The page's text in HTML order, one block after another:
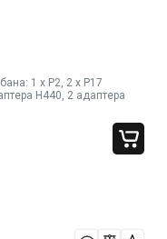
1 x P2, 2 x P17
H440, 2 адаптера